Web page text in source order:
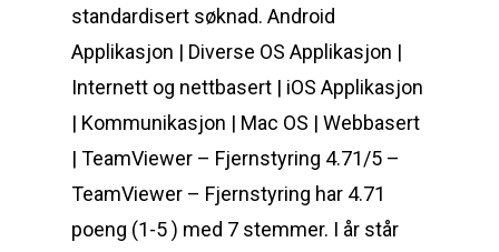
standardisert søknad. Android
Applikasjon | Diverse OS Applikasjon |
Internett og nettbasert | iOS Applikasjon
| Kommunikasjon | Mac OS | Webbasert
| TeamViewer – Fjernstyring 4.71/5 –
TeamViewer – Fjernstyring har 4.71
poeng (1-5 ) med 7 stemmer. I år står